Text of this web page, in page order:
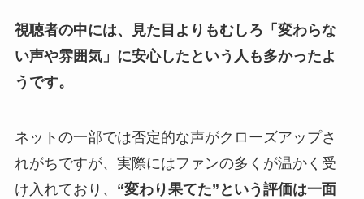
視聴者の中には、見た目よりもむしろ「変わらな
い声や雰囲気」に安心したという人も多かったよ
うです。
ネットの一部では否定的な声がクローズアップさ
れがちですが、実際にはファンの多くが温かく受
け入れており、 “変わり果てた”という評価は一面